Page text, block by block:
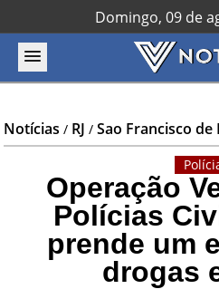
Domingo, 09 de
Notícias / RJ /Sao Francisco
Operação
Polícias
prende um
drogas